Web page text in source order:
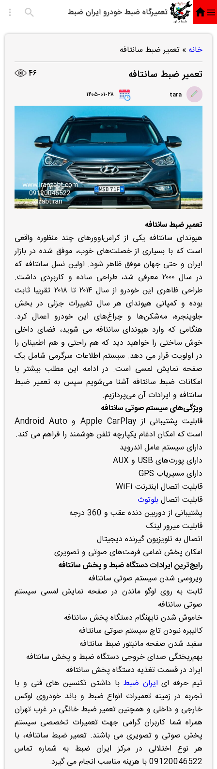
تعمیرگاه ضبط خودرو ایران ضبط
خانه » تعمیر ضبط سانتافه
تعمیر ضبط سانتافه 46
tara ۱۴۰۵-۰۱-۲۸
تعمیر ضبط سانتافه
هیوندای سانتافه یکی از کراس‌اوورهای چند منظوره واقعی
است که با بسیاری از خصلت‌های خوب، موفق شده در بازار
ایران و حتی جهان موفق ظاهر شود. اولین نسل سانتافه که
در سال ۲۰۰۰ معرفی شد، طراحی ساده و کاربردی داشت.
طراحی ظاهری این خودرو از سال ۲۰۱۴ تا ۲۰۱۸ تقریبا ثابت
بوده و کمپانی هیوندای هر سال تغییرات جزئی در بخش
جلوپنجره، مه‌شکن‌ها و چراغ‌های این خودرو اعمال کرد.
هنگامی که وارد هیوندای سانتافه می شوید، فضای داخلی
خوش ساختی را خواهید دید که هم راحتی و هم اطمینان را
در اولویت قرار می دهد. سیستم اطلاعات سرگرمی شامل یک
صفحه نمایش لمسی است. در ادامه این مطلب بیشتر با
امکانات ضبط سانتافه آشنا می‌شویم سپس به تعمیر ضبط
سانتافه و ایرادات آن می‌پردازیم.
ویژگی‌های سیستم صوتی سانتافه
قابلیت پشتیبانی از Apple CarPlay و Android Auto
است که امکان ادغام یکپارچه تلفن هوشمند را فراهم می کند.
دارای سیستم عامل اندروید
دارای پورت‌های USB و AUX
دارای مسیریاب GPS
قابلیت اتصال اینترنت WiFi
قابلیت اتصالبلوتوث
پشتیبانی از دوربین دنده عقب و 360 درجه
قابلیت میرور لینک
اتصال به تلویزیون گیرنده دیجیتال
امکان پخش تمامی فرمت‌های صوتی و تصویری
رایج‌ترین ایرادات دستگاه ضبط و پخش سانتافه
ویروسی شدن سیستم صوتی سانتافه
ثابت به روی لوگو ماندن در صفحه نمایش لمسی سیستم
صوتی سانتافه
خاموش شدن نابهنگام دستگاه پخش سانتافه
کالیبره نبودن تاچ سیستم صوتی سانتافه
سفید شدن صفحه مانیتور ضبط سانتافه
بهم‌ریختگی صدای خروجی دستگاه ضبط و پخش سانتافه
ایراد در قسمت تغذیه دستگاه پخش سانتافه
تیم حرفه ای ایران ضبط با داشتن تکنسین های فنی و با
تجربه در زمینه تعمیرات انواع ضبط و باند خودروی لوکس
خارجی و داخلی و همچنین تعمیر ضبط خانگی در غرب تهران
همراه شما کاربران گرامی جهت تعمیرات تخصصی سیستم
پخش صوتی و تصویری می باشند. تعمیر ضبط سانتافه، با
هر نوع اختلالی در مرکز ایران ضبط به شماره تماس
09120046522 با هزینه مناسب انجام می گیرد.